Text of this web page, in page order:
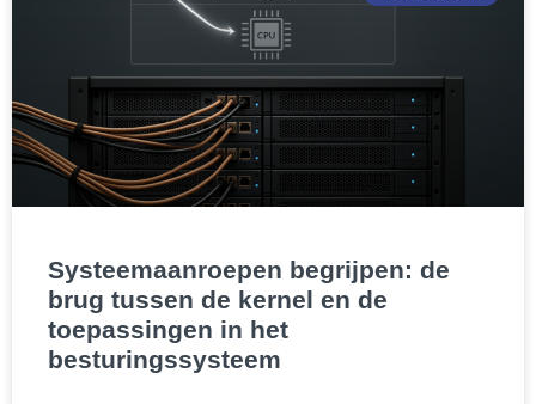
Systeemaanroepen begrijpen: de
brug tussen de kernel en de
toepassingen in het
besturingssysteem